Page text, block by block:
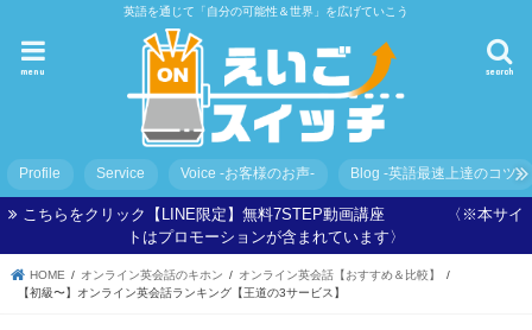
英語を通じて「自分の可能性＆世界」を広げていこう
search
menu
Profile Service Voice -お客様のお声- Blog -英語最速上達のコツ-
こちらをクリック【LINE限定】無料7STEP動画講座 〈※本サイ
トはプロモーションが含まれています〉
HOME オンライン英会話のキホン
オンライン英会話【おすすめ＆比較】
【初級〜】オンライン英会話ランキング【王道の3サービス】